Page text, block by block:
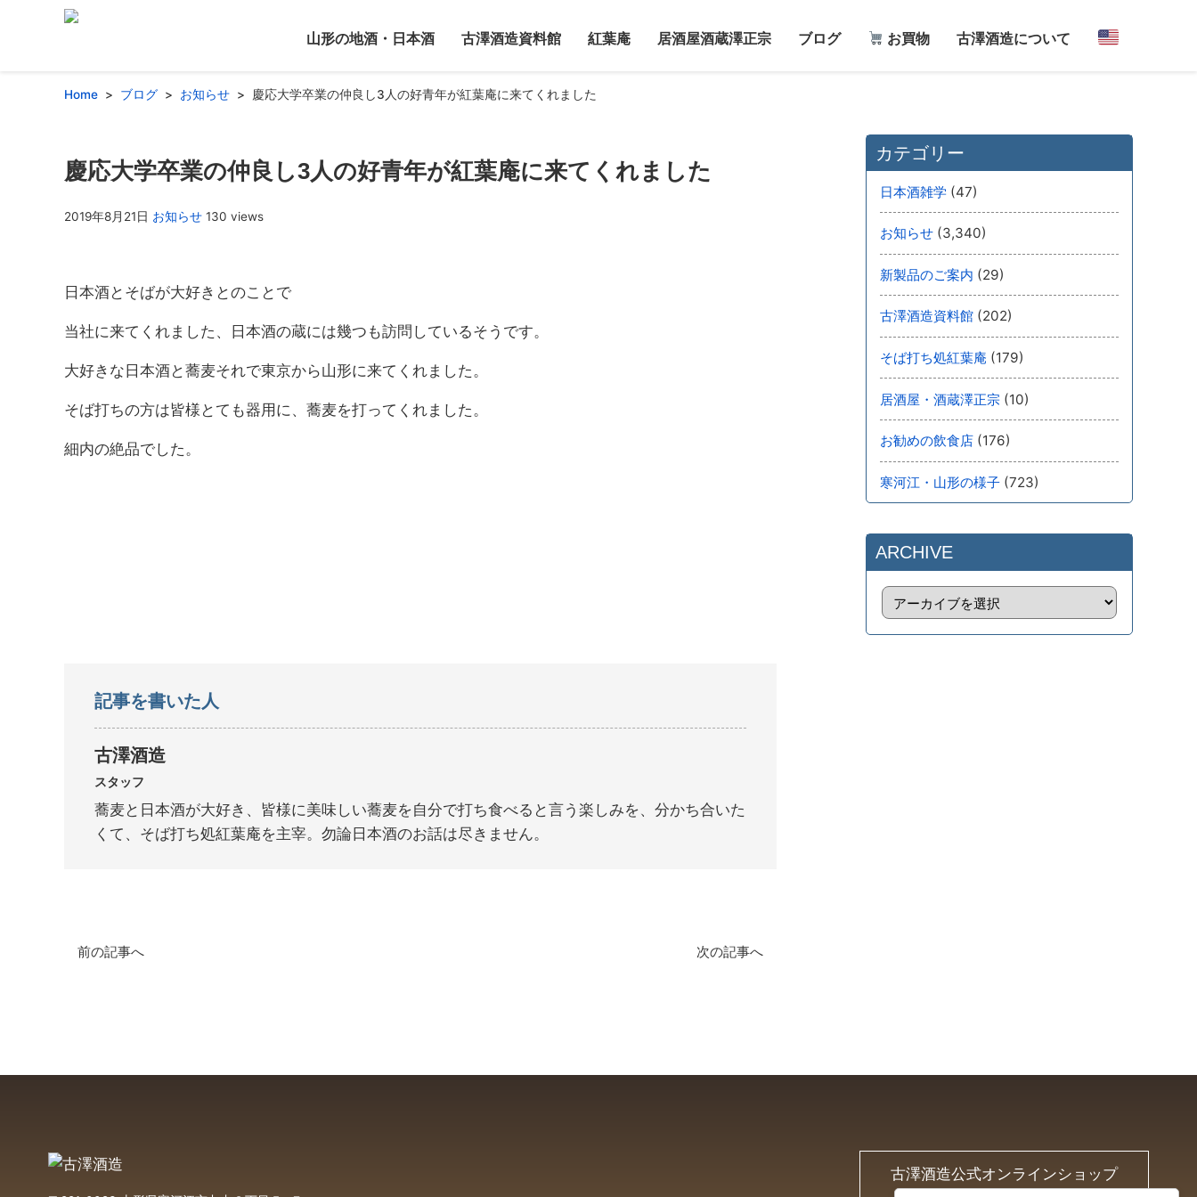
山形の地酒・日本酒 古澤酒造資料館 紅葉庵 居酒屋酒蔵澤正宗 ブログ お買物 古澤酒造について
Home ブログ お知らせ 慶応大学卒業の仲良し3人の好青年が紅葉庵に来てくれました
慶応大学卒業の仲良し3人の好青年が紅葉庵に来てくれました
2019年8月21日 お知らせ 130 views
日本酒とそばが大好きとのことで
当社に来てくれました、日本酒の蔵には幾つも訪問しているそうです。
大好きな日本酒と蕎麦それで東京から山形に来てくれました。
そば打ちの方は皆様とても器用に、蕎麦を打ってくれました。
細内の絶品でした。
記事を書いた人
古澤酒造
スタッフ
蕎麦と日本酒が大好き、皆様に美味しい蕎麦を自分で打ち食べると言う楽しみを、分かち合いた
くて、そば打ち処紅葉庵を主宰。勿論日本酒のお話は尽きません。
前の記事へ 次の記事へ
カテゴリー
日本酒雑学 (47)
お知らせ (3,340)
新製品のご案内 (29)
古澤酒造資料館 (202)
そば打ち処紅葉庵 (179)
居酒屋・酒蔵澤正宗 (10)
お勧めの飲食店 (176)
寒河江・山形の様子 (723)
ARCHIVE
古澤酒造公式オンラインショップ